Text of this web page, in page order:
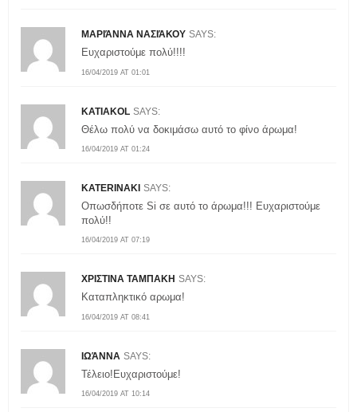
ΜΑΡΙΆΝΝΑ ΝΑΣΙΆΚΟΥ SAYS:
16/04/2019 AT 01:01
Ευχαριστούμε πολύ!!!!
KATIAKOL SAYS:
16/04/2019 AT 01:24
Θέλω πολύ να δοκιμάσω αυτό το φίνο άρωμα!
KATERINAKI SAYS:
16/04/2019 AT 07:19
Οπωσδήποτε Si σε αυτό το άρωμα!!! Ευχαριστούμε
πολύ!!
ΧΡΙΣΤΙΝΑ ΤΑΜΠΑΚΗ SAYS:
16/04/2019 AT 08:41
Καταπληκτικό αρωμα!
ΙΩΆΝΝΑ SAYS:
16/04/2019 AT 10:14
Τέλειο!Ευχαριστούμε!